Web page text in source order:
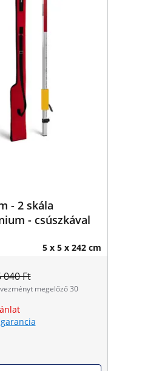
- 2 skála
- csúszkával
5 x 5 x 242 cm
040 Ft
megelőző 30